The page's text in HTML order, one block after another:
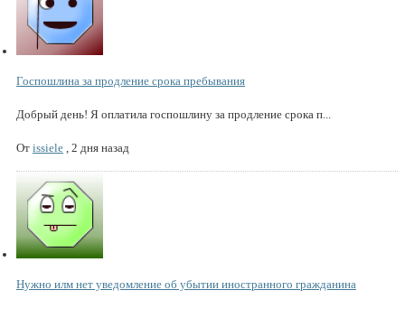
Госпошлина за продление срока пребывания
Добрый день! Я оплатила госпошлину за продление срока п...
От issiele 2 дня назад
Нужно илм нет уведомление об убытии иностранного гражданина